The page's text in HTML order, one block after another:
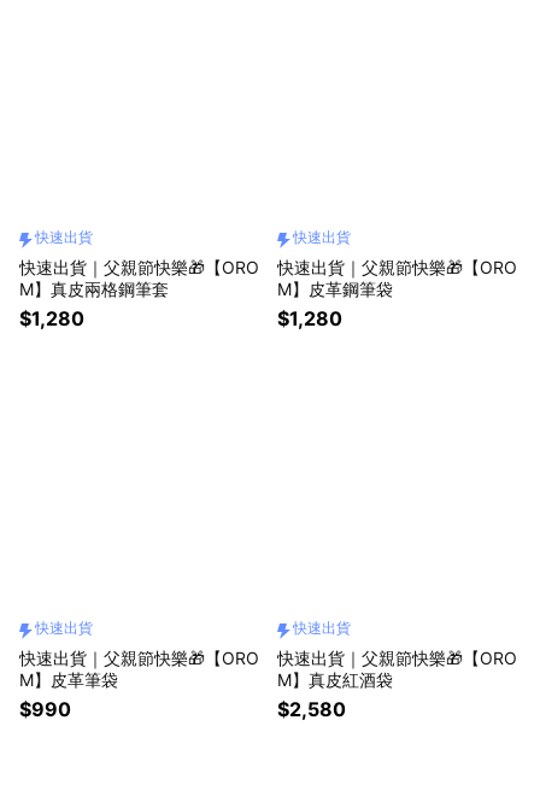
快速出貨
快速出貨｜父親節快樂🎁【ORO
M】真皮兩格鋼筆套
$1,280
快速出貨
快速出貨｜父親節快樂🎁【ORO
M】皮革鋼筆袋
$1,280
快速出貨
快速出貨｜父親節快樂🎁【ORO
M】皮革筆袋
$990
快速出貨
快速出貨｜父親節快樂🎁【ORO
M】真皮紅酒袋
$2,580